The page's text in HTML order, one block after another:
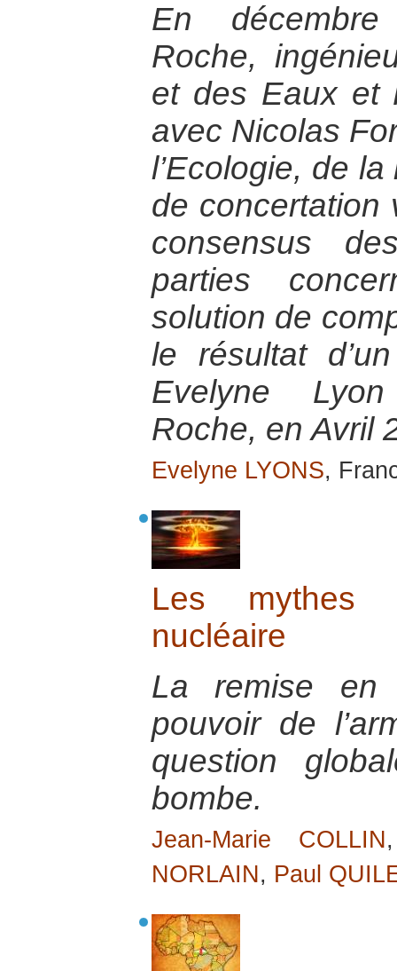
En
Roche,
et des Eaux et
avec Nicolas
l’Ecologie, de
de concertation
consensus
parties
solution de
le résultat
Evelyne
Roche, en Avril
Evelyne LYONS,
Les mythes
nucléaire
La remise en
pouvoir de
question
bombe.
Jean-Marie COLLIN
NORLAIN, Paul